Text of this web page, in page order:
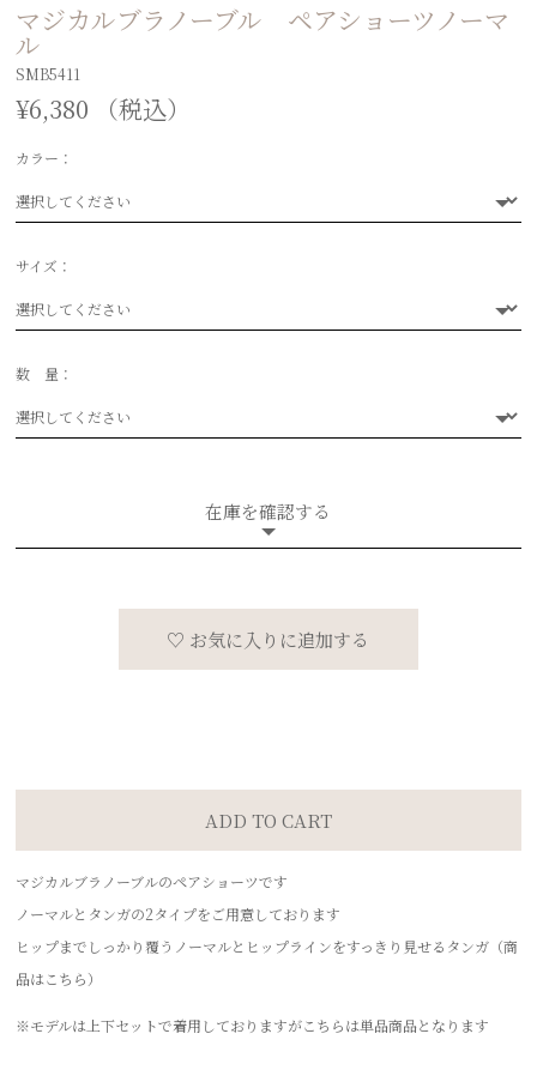
マジカルブラノーブル ペアショーツノーマ
ル
SMB5411
¥6,380 （税込）
カラー：
選択してください
サイズ：
選択してください
数 量：
選択してください
在庫を確認する
♡ お気に入りに追加する
マジカルブラノーブルのペアショーツです
ノーマルとタンガの2タイプをご用意しております
ヒップまでしっかり覆うノーマルとヒップラインをすっきり見せるタンガ（商
品はこちら）
※モデルは上下セットで着用しておりますがこちらは単品商品となります